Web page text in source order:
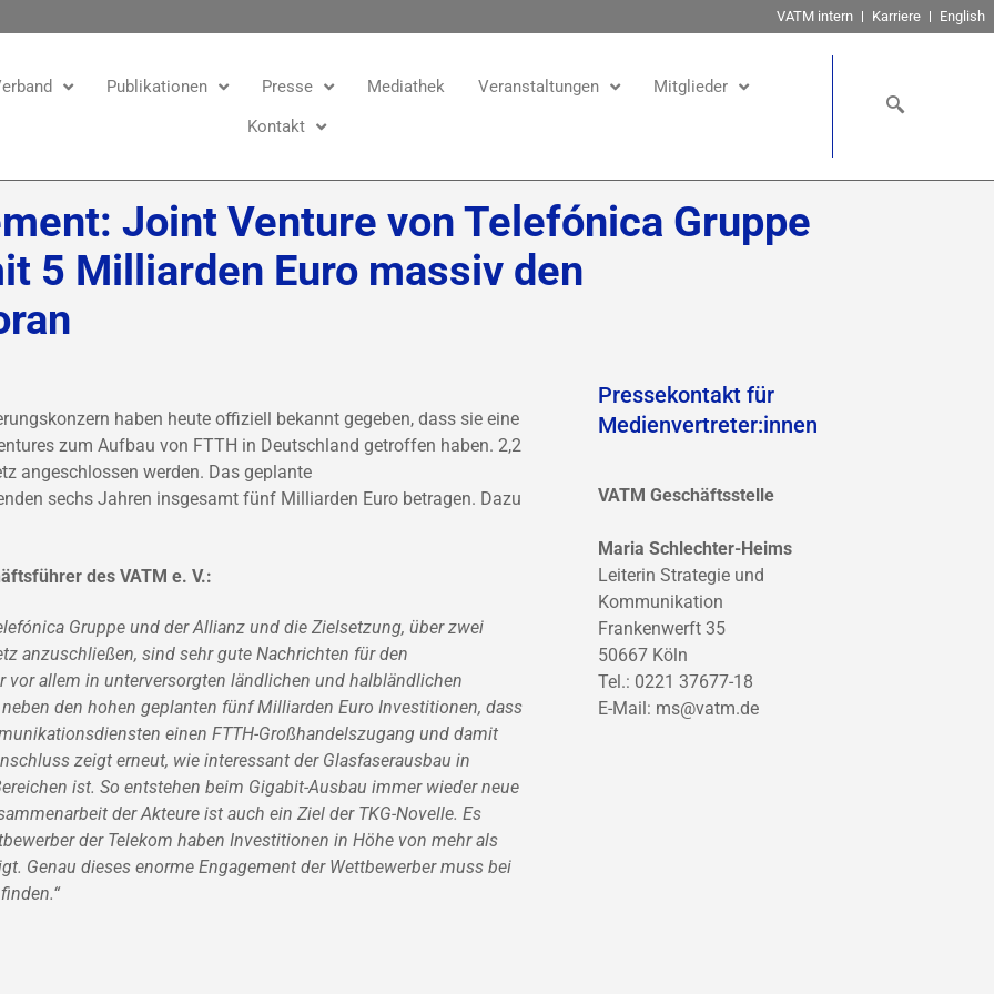
VATM intern Karriere English
Publikationen Presse Mediathek Veranstaltungen
Mitglieder
Kontakt
Joint Venture von Telefónica Gruppe
5 Milliarden Euro massiv den
haben heute offiziell bekannt gegeben, dass sie eine
zum Aufbau von FTTH in Deutschland getroffen haben. 2,2
angeschlossen werden. Das geplante
sechs Jahren insgesamt fünf Milliarden Euro betragen. Dazu
des VATM e. V.:
Gruppe und der Allianz und die Zielsetzung, über zwei
anzuschließen, sind sehr gute Nachrichten für den
vor allem in unterversorgten ländlichen und halbländlichen
den hohen geplanten fünf Milliarden Euro Investitionen, dass
einen FTTH-Großhandelszugang und damit
zeigt erneut, wie interessant der Glasfaserausbau in
ist. So entstehen beim Gigabit-Ausbau immer wieder neue
der Akteure ist auch ein Ziel der TKG-Novelle. Es
der Telekom haben Investitionen in Höhe von mehr als
Genau dieses enorme Engagement der Wettbewerber muss bei
Pressekontakt für
Medienvertreter:innen
VATM Geschäftsstelle
Maria Schlechter-Heims
Leiterin Strategie und
Kommunikation
Frankenwerft 35
50667 Köln
Tel.: 0221 37677-18
E-Mail: ms@vatm.de